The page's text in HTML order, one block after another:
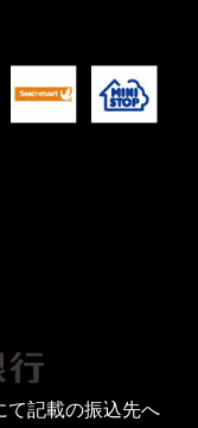
て記載の振込先へ